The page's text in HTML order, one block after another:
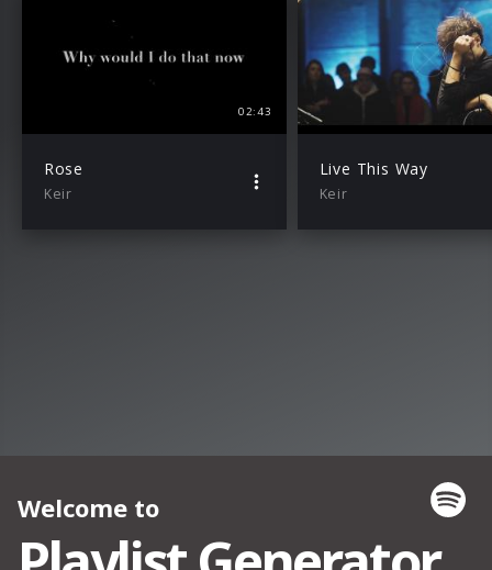
02:43
Rose
Keir
Live This Way
Keir